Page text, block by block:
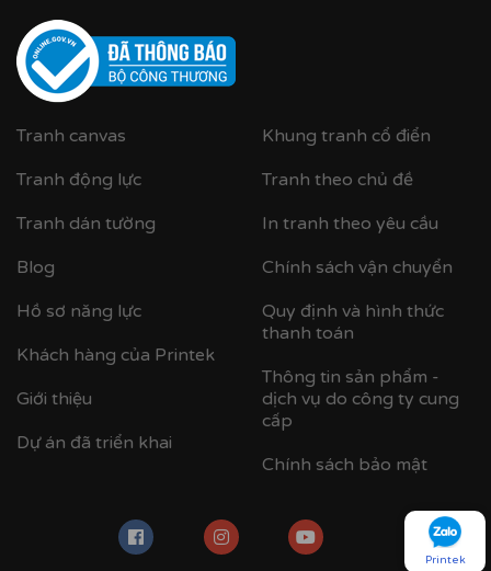
Tranh canvas
Tranh động lực
Tranh dán tường
Blog
Hồ sơ năng lực
Khách hàng của Printek
Giới thiệu
Dự án đã triển khai
Khung tranh cổ điển
Tranh theo chủ đề
In tranh theo yêu cầu
Chính sách vận chuyển
Quy định và hình thức
thanh toán
Thông tin sản phẩm -
dịch vụ do công ty cung
cấp
Chính sách bảo mật
Printek